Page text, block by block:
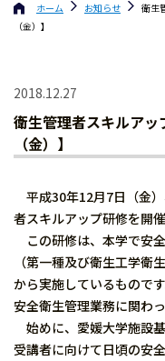
ホーム お知らせ
衛生
（金）】
2018.12.27
衛生管理者スキルア
（金）】
平成30年12月7日（金
者スキルアップ研修を開催
この研修は、本学で安
（第一種及び衛生工学衛
から実施しているもので
安全衛生管理業務に関わ
始めに、愛媛大学施設
受講者に向けて日頃の安